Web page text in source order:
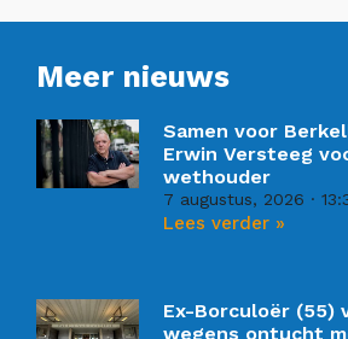
Meer nieuws
Samen voor
Erwin Versteeg
wethouder
7 augustus, 2026
Lees verder »
Ex-Borculoër (55)
wegens ontucht